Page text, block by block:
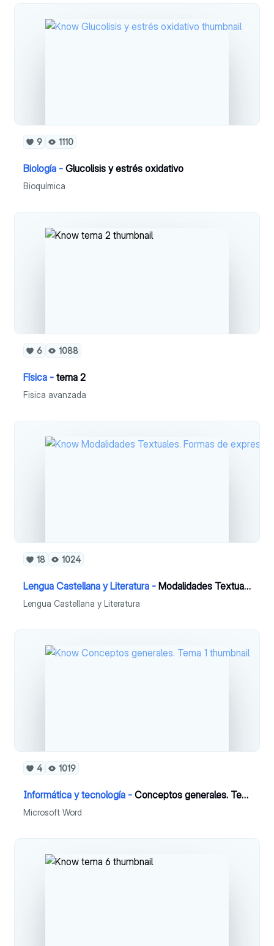
9 1110
Biología - Glucolisis y estrés oxidativo
Bioquímica
6 1088
Física - tema 2
Fisica avanzada
18 1024
Lengua Castellana y Literatura - Modalidades Textuales. Formas de expresar un mensaje. Tema 1
Lengua Castellana y Literatura
4 1019
Informática y tecnología - Conceptos generales. Tema 1
Microsoft Word